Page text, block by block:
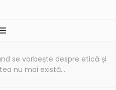
se vorbește despre etică și
nu mai există…